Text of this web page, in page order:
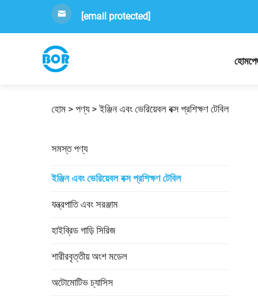
[email protected]
হোম > পণ্য>ইঞ্জিন এবং ভেরিয়েবল বক্স প্রশিক্ষণ টেবিল
সমস্ত পণ্য
ইঞ্জিন এবং ভেরিয়েবল বক্স প্রশিক্ষণ টেবিল
যন্ত্রপাতি এবং সরঞ্জাম
হাইব্রিড গাড়ি সিরিজ
শারীরবৃত্তীয় অংশ মডেল
অটোমোটিভ চ্যাসিস